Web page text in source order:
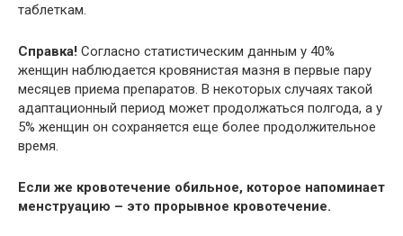
таблеткам.
Справка! Согласно статистическим данным у 40%
женщин наблюдается кровянистая мазня в первые пару
месяцев приема препаратов. В некоторых случаях такой
адаптационный период может продолжаться полгода, а у
5% женщин он сохраняется еще более продолжительное
время.
Если же кровотечение обильное, которое напоминает
менструацию – это прорывное кровотечение.